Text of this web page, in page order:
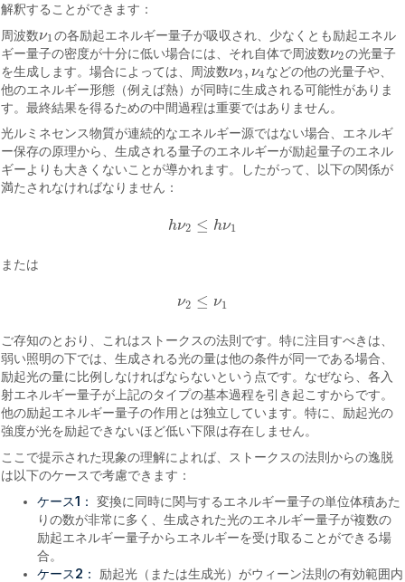
解釈することができます：
周波数ν1
ν1 の各励起エネルギー量子が吸収され、少なくとも励起エネル
ギー量子の密度が十分に低い場合には、それ自体で周波数ν2
ν2の光量子
を生成します。場合によっては、周波数ν3 , ν4
ν3,ν4 などの他の光量子や、
他のエネルギー形態（例えば熱）が同時に生成される可能性がありま
す。最終結果を得るための中間過程は重要ではありません。
光ルミネセンス物質が連続的なエネルギー源ではない場合、エネルギ
ー保存の原理から、生成される量子のエネルギーが励起量子のエネル
ギーよりも大きくないことが導かれます。したがって、以下の関係が
満たされなければなりません：
hν2 ≤ hν1
hν 2≤h ν1
または
ν2 ≤ ν1
ν 2≤ν 1
ご存知のとおり、これはストークスの法則です。特に注目すべきは、
弱い照明の下では、生成される光の量は他の条件が同一である場合、
励起光の量に比例しなければならないという点です。なぜなら、各入
射エネルギー量子が上記のタイプの基本過程を引き起こすからです。
他の励起エネルギー量子の作用とは独立しています。特に、励起光の
強度が光を励起できないほど低い下限は存在しません。
ここで提示された現象の理解によれば、ストークスの法則からの逸脱
は以下のケースで考慮できます：
ケース1：
変換に同時に関与するエネルギー量子の単位体積あた
りの数が非常に多く、生成された光のエネルギー量子が複数の
励起エネルギー量子からエネルギーを受け取ることができる場
合。
ケース2：
励起光（または生成光）がウィーン法則の有効範囲内